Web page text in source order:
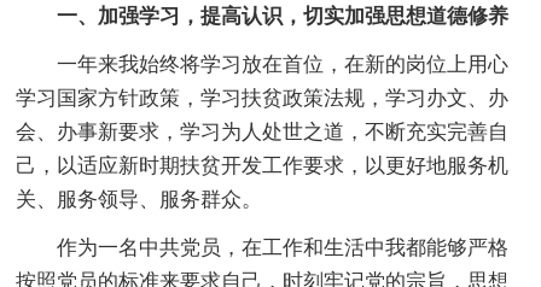
一、加强学习，提高认识，切实加强思想道德修养
一年来我始终将学习放在首位，在新的岗位上用心
学习国家方针政策，学习扶贫政策法规，学习办文、办
会、办事新要求，学习为人处世之道，不断充实完善自
己，以适应新时期扶贫开发工作要求，以更好地服务机
关、服务领导、服务群众。
作为一名中共党员，在工作和生活中我都能够严格
按照党员的标准来要求自己，时刻牢记党的宗旨，思想